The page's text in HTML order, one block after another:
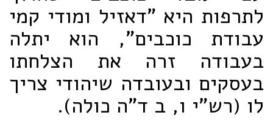
לתרפות היא "דאזיל ומודי קמי
עבודת כוכבים", הוא יתלה
בעבודה זרה את הצלחתו
בעסקים ובעובדה שיהודי צריך
לו (רש"י ו, ב ד"ה כולה).